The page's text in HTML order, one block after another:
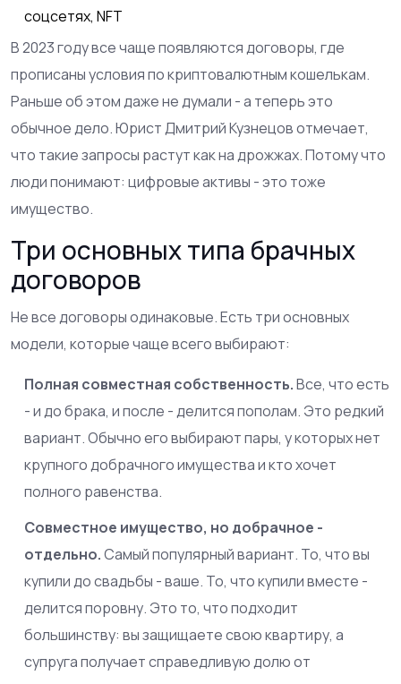
соцсетях, NFT
В 2023 году все чаще появляются договоры, где
прописаны условия по криптовалютным кошелькам.
Раньше об этом даже не думали - а теперь это
обычное дело. Юрист Дмитрий Кузнецов отмечает,
что такие запросы растут как на дрожжах. Потому что
люди понимают: цифровые активы - это тоже
имущество.
Три основных типа брачных
договоров
Не все договоры одинаковые. Есть три основных
модели, которые чаще всего выбирают:
Полная совместная собственность.Все, что есть
- и до брака, и после - делится пополам. Это редкий
вариант. Обычно его выбирают пары, у которых нет
крупного добрачного имущества и кто хочет
полного равенства.
Совместное имущество, но добрачное -
отдельно.Самый популярный вариант. То, что вы
купили до свадьбы - ваше. То, что купили вместе -
делится поровну. Это то, что подходит
большинству: вы защищаете свою квартиру, а
супруга получает справедливую долю от